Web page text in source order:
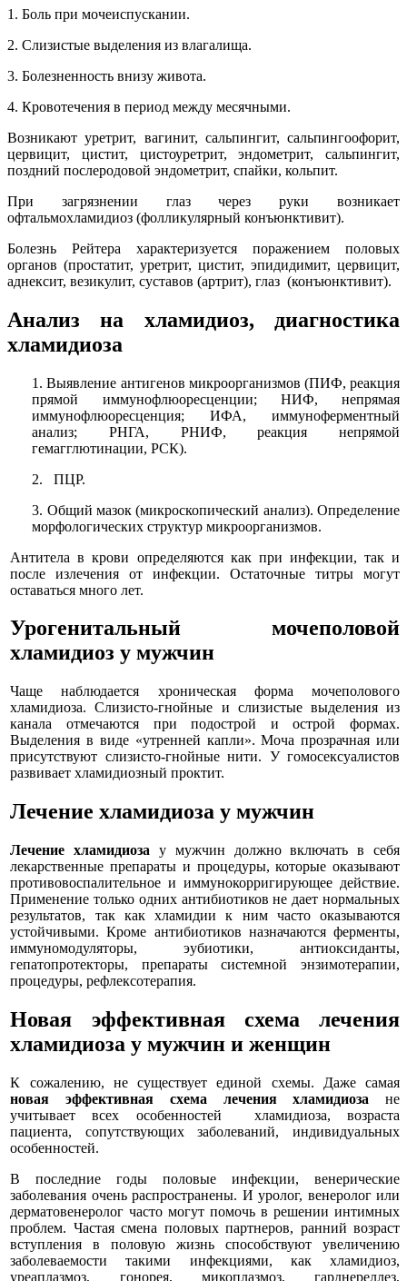
1. Боль при мочеиспускании.
2. Слизистые выделения из влагалища.
3. Болезненность внизу живота.
4. Кровотечения в период между месячными.
Возникают уретрит, вагинит, сальпингит, сальпингоофорит,
цервицит, цистит, цистоуретрит, эндометрит, сальпингит,
поздний послеродовой эндометрит, спайки, кольпит.
При загрязнении глаз через руки возникает
офтальмохламидиоз (фолликулярный конъюнктивит).
Болезнь Рейтера характеризуется поражением половых
органов (простатит, уретрит, цистит, эпидидимит, цервицит,
аднексит, везикулит, суставов (артрит), глаз (конъюнктивит).
Анализ на хламидиоз, диагностика
хламидиоза
1. Выявление антигенов микроорганизмов (ПИФ, реакция
прямой иммунофлюоресценции; НИФ, непрямая
иммунофлюоресценция; ИФА, иммуноферментный
анализ; РНГА, РНИФ, реакция непрямой
гемагглютинации, РСК).
2. ПЦР.
3. Общий мазок (микроскопический анализ). Определение
морфологических структур микроорганизмов.
Антитела в крови определяются как при инфекции, так и
после излечения от инфекции. Остаточные титры могут
оставаться много лет.
Урогенитальный мочеполовой
хламидиоз у мужчин
Чаще наблюдается хроническая форма мочеполового
хламидиоза. Слизисто-гнойные и слизистые выделения из
канала отмечаются при подострой и острой формах.
Выделения в виде «утренней капли». Моча прозрачная или
присутствуют слизисто-гнойные нити. У гомосексуалистов
развивает хламидиозный проктит.
Лечение хламидиоза у мужчин
Лечение хламидиоза у мужчин должно включать в себя
лекарственные препараты и процедуры, которые оказывают
противовоспалительное и иммунокорригирующее действие.
Применение только одних антибиотиков не дает нормальных
результатов, так как хламидии к ним часто оказываются
устойчивыми. Кроме антибиотиков назначаются ферменты,
иммуномодуляторы, эубиотики, антиоксиданты,
гепатопротекторы, препараты системной энзимотерапии,
процедуры, рефлексотерапия.
Новая эффективная схема лечения
хламидиоза у мужчин и женщин
К сожалению, не существует единой схемы. Даже самая
новая эффективная схема лечения хламидиоза не
учитывает всех особенностей хламидиоза, возраста
пациента, сопутствующих заболеваний, индивидуальных
особенностей.
В последние годы половые инфекции, венерические
заболевания очень распространены. И уролог, венеролог или
дерматовенеролог часто могут помочь в решении интимных
проблем. Частая смена половых партнеров, ранний возраст
вступления в половую жизнь способствуют увеличению
заболеваемости такими инфекциями, как хламидиоз,
уреаплазмоз, гонорея, микоплазмоз, гарднереллез,